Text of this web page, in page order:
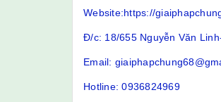
Website:https://
Đ/c: 18/655 Nguyễn Văn
Email:
Hotline: 0936824969